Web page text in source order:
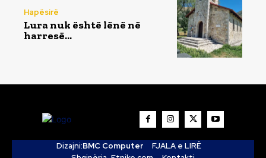
Hapësirë
Lura nuk është lënë në
harresë…
Dizajni:BMC Computer
FJALA e LIRË